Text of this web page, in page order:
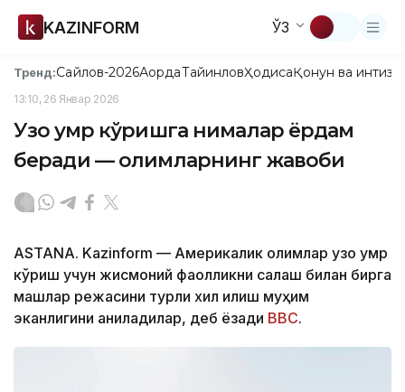
KAZINFORM ЎЗ
Тренд:Сайлов-2026АқордаТайинловҲодисаҚонун ва
13:10, 26 Январ 2026
Узоқ умр кўришга нималар ёрдам
беради — олимларнинг жавоби
АSTANА. Kazinform — Америкалик олимлар узоқ умр
кўриш учун жисмоний фаолликни сақлаш билан бирга
машқлар режасини турли хил қилиш муҳим
эканлигини аниқладилар, деб ёзади ВВС.